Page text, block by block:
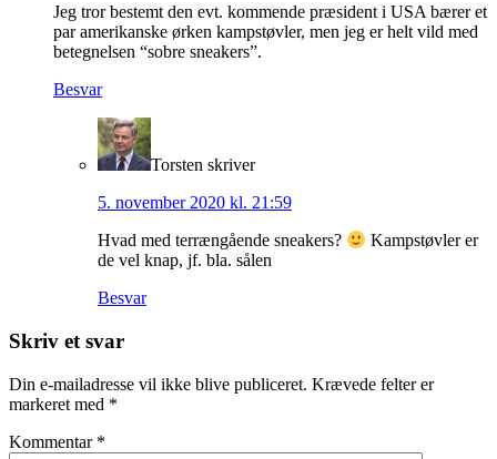
Jeg tror bestemt den evt. kommende præsident i USA bærer et
par amerikanske ørken kampstøvler, men jeg er helt vild med
betegnelsen “sobre sneakers”.
Besvar
Torsten skriver
5. november 2020 kl. 21:59
Hvad med terrængående sneakers?
Kampstøvler er
de vel knap, jf. bla. sålen
Besvar
Skriv et svar
Din e-mailadresse vil ikke blive publiceret. Krævede felter er
markeret med *
Kommentar *